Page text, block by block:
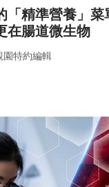
「精準營養」菜
在腸道微生物
園特約編輯